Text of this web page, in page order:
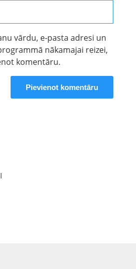
vārdu, e-pasta adresi un
nākamajai reizei,
komentāru.